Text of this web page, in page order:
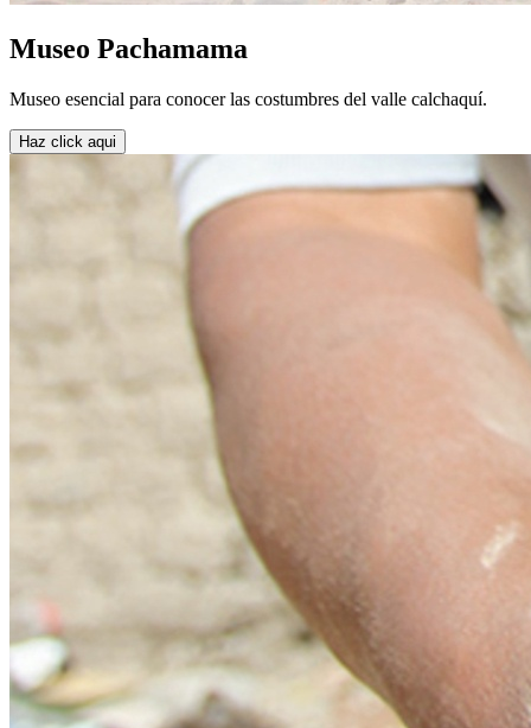
Museo Pachamama
Museo esencial para conocer las costumbres del valle calchaquí.
Haz click aqui